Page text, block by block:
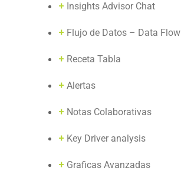
+ Insights Advisor Chat
+ Flujo de Datos – Data Flow
+ Receta Tabla
+ Alertas
+ Notas Colaborativas
+ Key Driver analysis
+ Graficas Avanzadas